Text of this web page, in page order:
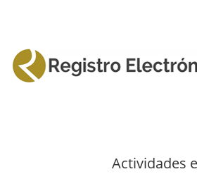
Actividades